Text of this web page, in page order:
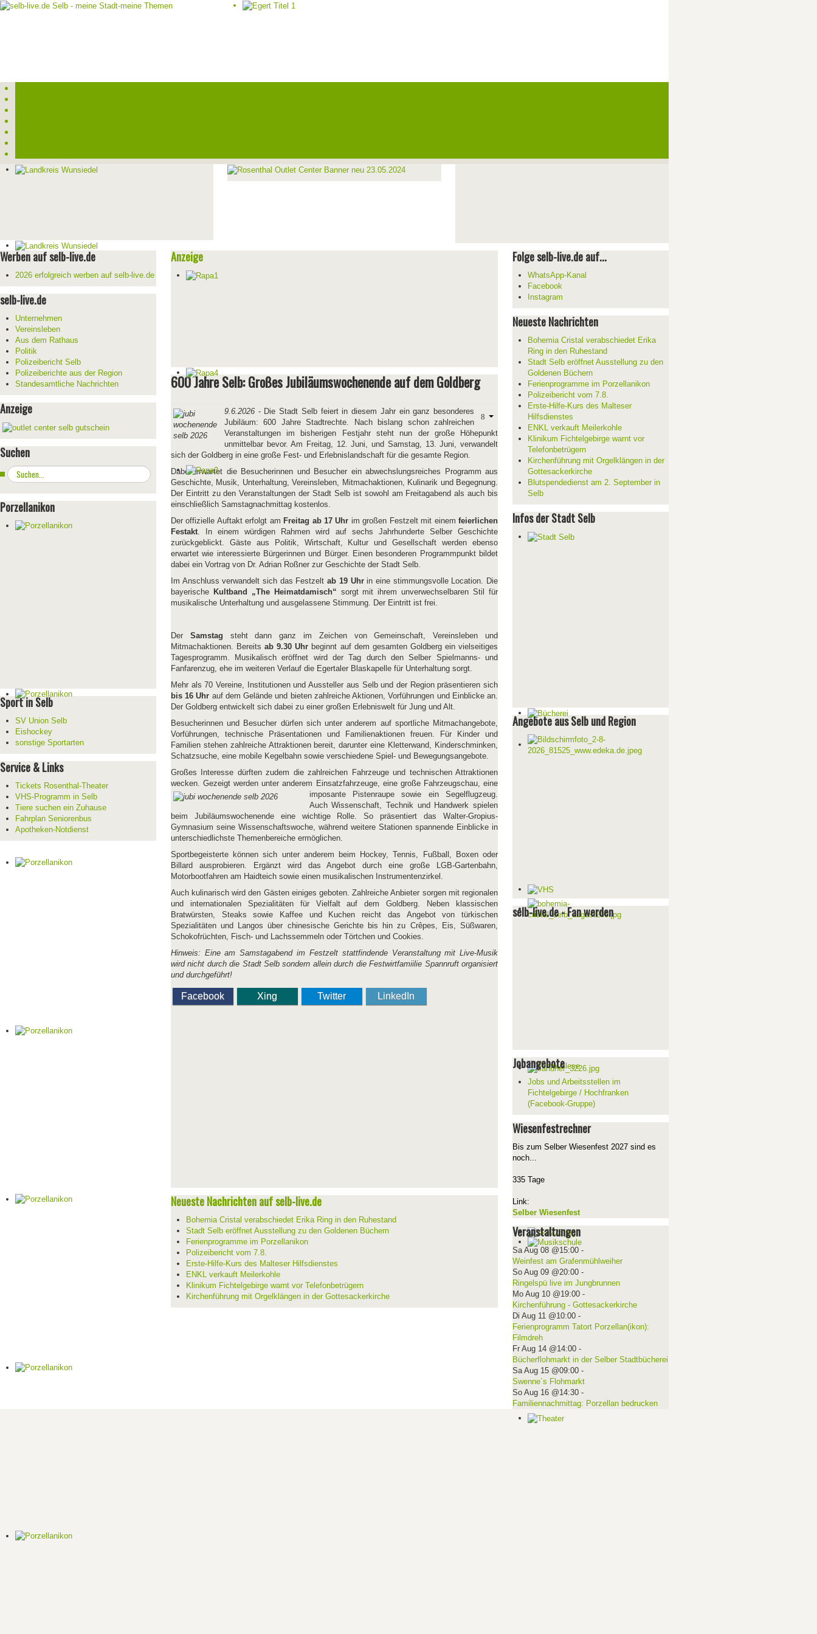
Werben auf selb-live.de
2026 erfolgreich werben auf selb-live.de
selb-live.de
Unternehmen
Vereinsleben
Aus dem Rathaus
Politik
Polizeibericht Selb
Polizeiberichte aus der Region
Standesamtliche Nachrichten
Anzeige
Suchen
Suchen
...
Porzellanikon
Sport in Selb
SV Union Selb
Eishockey
sonstige Sportarten
Service & Links
Tickets Rosenthal-Theater
VHS-Programm in Selb
Tiere suchen ein Zuhause
Fahrplan Seniorenbus
Apotheken-Notdienst
Anzeige
600 Jahre Selb: Großes Jubiläumswochenende auf dem Goldberg
9.6.2026- Die Stadt Selb feiert in diesem Jahr ein ganz besonderes
Jubiläum: 600 Jahre Stadtrechte. Nach bislang schon zahlreichen
Veranstaltungen im bisherigen Festjahr steht nun der große Höhepunkt
unmittelbar bevor. Am Freitag, 12. Juni, und Samstag, 13. Juni, verwandelt
sich der Goldberg in eine große Fest- und Erlebnislandschaft für die gesamte Region.
Dabei erwartet die Besucherinnen und Besucher ein abwechslungsreiches Programm aus
Geschichte, Musik, Unterhaltung, Vereinsleben, Mitmachaktionen, Kulinarik und Begegnung.
Der Eintritt zu den Veranstaltungen der Stadt Selb ist sowohl am Freitagabend als auch bis
einschließlich Samstagnachmittag kostenlos.
Der offizielle Auftakt erfolgt am Freitag ab 17 Uhr im großen Festzelt mit einemfeierlichen
Festakt. In einem würdigen Rahmen wird auf sechs Jahrhunderte Selber Geschichte
zurückgeblickt. Gäste aus Politik, Wirtschaft, Kultur und Gesellschaft werden ebenso
erwartet wie interessierte Bürgerinnen und Bürger. Einen besonderen Programmpunkt bildet
dabei ein Vortrag von Dr. Adrian Roßner zur Geschichte der Stadt Selb.
Im Anschluss verwandelt sich das Festzeltab 19 Uhrin eine stimmungsvolle Location. Die
bayerische Kultband „The Heimatdamisch“ sorgt mit ihrem unverwechselbaren Stil für
musikalische Unterhaltung und ausgelassene Stimmung. Der Eintritt ist frei.
Der Samstag steht dann ganz im Zeichen von Gemeinschaft, Vereinsleben und
Mitmachaktionen. Bereitsab 9.30 Uhr beginnt auf dem gesamten Goldberg ein vielseitiges
Tagesprogramm. Musikalisch eröffnet wird der Tag durch den Selber Spielmanns- und
Fanfarenzug, ehe im weiteren Verlauf die Egertaler Blaskapelle für Unterhaltung sorgt.
Mehr als 70 Vereine, Institutionen und Aussteller aus Selb und der Region präsentieren sich
bis 16 Uhr auf dem Gelände und bieten zahlreiche Aktionen, Vorführungen und Einblicke an.
Der Goldberg entwickelt sich dabei zu einer großen Erlebniswelt für Jung und Alt.
Besucherinnen und Besucher dürfen sich unter anderem auf sportliche Mitmachangebote,
Vorführungen, technische Präsentationen und Familienaktionen freuen. Für Kinder und
Familien stehen zahlreiche Attraktionen bereit, darunter eine Kletterwand, Kinderschminken,
Schatzsuche, eine mobile Kegelbahn sowie verschiedene Spiel- und Bewegungsangebote.
Großes Interesse dürften zudem die zahlreichen Fahrzeuge und technischen Attraktionen
wecken. Gezeigt werden unter anderem Einsatzfahrzeuge, eine große Fahrzeugschau, eine
imposante Pistenraupe sowie ein Segelflugzeug.
Auch Wissenschaft, Technik und Handwerk spielen
beim Jubiläumswochenende eine wichtige Rolle. So präsentiert das Walter-Gropius-
Gymnasium seine Wissenschaftswoche, während weitere Stationen spannende Einblicke in
unterschiedlichste Themenbereiche ermöglichen.
Sportbegeisterte können sich unter anderem beim Hockey, Tennis, Fußball, Boxen oder
Billard ausprobieren. Ergänzt wird das Angebot durch eine große LGB-Gartenbahn,
Motorbootfahren am Haidteich sowie einen musikalischen Instrumentenzirkel.
Auch kulinarisch wird den Gästen einiges geboten. Zahlreiche Anbieter sorgen mit regionalen
und internationalen Spezialitäten für Vielfalt auf dem Goldberg. Neben klassischen
Bratwürsten, Steaks sowie Kaffee und Kuchen reicht das Angebot von türkischen
Spezialitäten und Langos über chinesische Gerichte bis hin zu Crêpes, Eis, Süßwaren,
Schokofrüchten, Fisch- und Lachssemmeln oder Törtchen und Cookies.
Hinweis: Eine am Samstagabend im Festzelt stattfindende Veranstaltung mit Live-Musik
wird nicht durch die Stadt Selb sondern allein durch die Festwirtfamiilie Spannruft organisiert
und durchgeführt!
Facebook Xing Twitter LinkedIn
Neueste Nachrichten auf selb-live.de
Bohemia Cristal verabschiedet Erika Ring in den Ruhestand
Stadt Selb eröffnet Ausstellung zu den Goldenen Büchern
Ferienprogramme im Porzellanikon
Polizeibericht vom 7.8.
Erste-Hilfe-Kurs des Malteser Hilfsdienstes
ENKL verkauft Meilerkohle
Klinikum Fichtelgebirge warnt vor Telefonbetrügern
Kirchenführung mit Orgelklängen in der Gottesackerkirche
Folge selb-live.de auf...
WhatsApp-Kanal
Facebook
Instagram
Neueste Nachrichten
Bohemia Cristal verabschiedet Erika
Ring in den Ruhestand
Stadt Selb eröffnet Ausstellung zu den
Goldenen Büchern
Ferienprogramme im Porzellanikon
Polizeibericht vom 7.8.
Erste-Hilfe-Kurs des Malteser
Hilfsdienstes
ENKL verkauft Meilerkohle
Klinikum Fichtelgebirge warnt vor
Telefonbetrügern
Kirchenführung mit Orgelklängen in der
Gottesackerkirche
Blutspendedienst am 2. September in
Selb
Infos der Stadt Selb
Angebote aus Selb und Region
selb-live.de - Fan werden
Jobangebote
Jobs und Arbeitsstellen im
Fichtelgebirge / Hochfranken
(Facebook-Gruppe)
Wiesenfestrechner
Bis zum Selber Wiesenfest 2027 sind es
noch...
335 Tage
Link:
Selber Wiesenfest
Veranstaltungen
Sa Aug 08 @15:00-
Weinfest am Grafenmühlweiher
So Aug 09 @20:00-
Ringelspü live im Jungbrunnen
Mo Aug 10 @19:00-
Kirchenführung - Gottesackerkirche
Di Aug 11 @10:00-
Ferienprogramm Tatort Porzellan(ikon):
Filmdreh
Fr Aug 14 @14:00-
Bücherflohmarkt in der Selber Stadtbücherei
Sa Aug 15 @09:00-
Swenne´s Flohmarkt
So Aug 16 @14:30-
Familiennachmittag: Porzellan bedrucken